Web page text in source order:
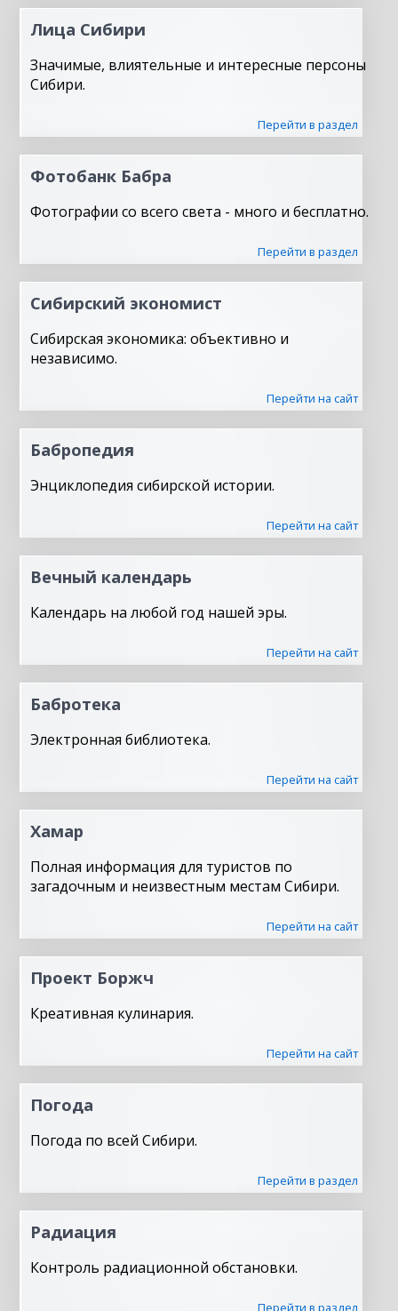
Лица Сибири
Значимые, влиятельные и интересные персоны
Сибири.
Перейти в раздел
Фотобанк Бабра
Фотографии со всего света - много и бесплатно.
Перейти в раздел
Сибирский экономист
Сибирская экономика: объективно и
независимо.
Перейти на сайт
Бабропедия
Энциклопедия сибирской истории.
Перейти на сайт
Вечный календарь
Календарь на любой год нашей эры.
Перейти на сайт
Бабротека
Электронная библиотека.
Перейти на сайт
Хамар
Полная информация для туристов по
загадочным и неизвестным местам Сибири.
Перейти на сайт
Проект Боржч
Креативная кулинария.
Перейти на сайт
Погода
Погода по всей Сибири.
Перейти в раздел
Радиация
Контроль радиационной обстановки.
Перейти в раздел